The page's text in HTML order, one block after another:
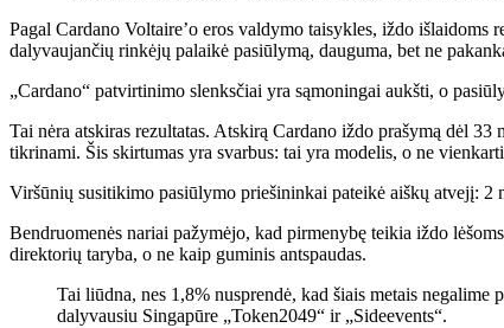
Pagal Cardano Voltaire’o eros valdymo taisykles, iždo
dalyvaujančių rinkėjų palaikė pasiūlymą, dauguma, bet ne
„Cardano“ patvirtinimo slenksčiai yra sąmoningai aukšti, o
Tai nėra atskiras rezultatas. Atskirą Cardano iždo prašymą dėl
tikrinami. Šis skirtumas yra svarbus: tai yra modelis, o ne
Viršūnių susitikimo pasiūlymo priešininkai pateikė aiškų atvejį:
Bendruomenės nariai pažymėjo, kad pirmenybę teikia iždo
direktorių taryba, o ne kaip guminis antspaudas.
Tai liūdna, nes 1,8% nusprendė, kad šiais metais
dalyvausiu Singapūre „Token2049“ ir „Sideevents“.